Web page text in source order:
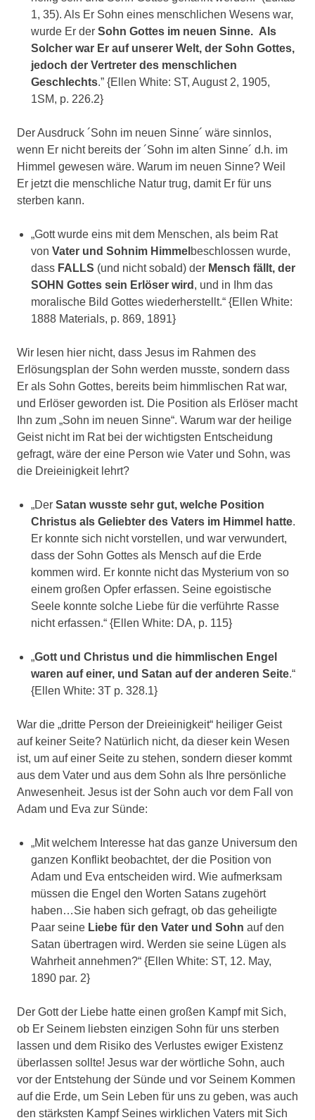
1, 35). Als Er Sohn eines menschlichen Wesens war,
wurde Er der Sohn Gottes im neuen Sinne. Als
Solcher war Er auf unserer Welt, der Sohn Gottes,
jedoch der Vertreter des menschlichen
Geschlechts.” {Ellen White: ST, August 2, 1905,
1SM, p. 226.2}
Der Ausdruck ´Sohn im neuen Sinne´ wäre sinnlos,
wenn Er nicht bereits der ´Sohn im alten Sinne´ d.h. im
Himmel gewesen wäre. Warum im neuen Sinne? Weil
Er jetzt die menschliche Natur trug, damit Er für uns
sterben kann.
„Gott wurde eins mit dem Menschen, als beim Rat
von Vater und Sohnim Himmel beschlossen wurde,
dass FALLS (und nicht sobald) der Mensch fällt, der
SOHN Gottes sein Erlöser wird , und in Ihm das
moralische Bild Gottes wiederherstellt.“ {Ellen White:
1888 Materials, p. 869, 1891}
Wir lesen hier nicht, dass Jesus im Rahmen des
Erlösungsplan der Sohn werden musste, sondern dass
Er als Sohn Gottes, bereits beim himmlischen Rat war,
und Erlöser geworden ist. Die Position als Erlöser macht
Ihn zum „Sohn im neuen Sinne“. Warum war der heilige
Geist nicht im Rat bei der wichtigsten Entscheidung
gefragt, wäre der eine Person wie Vater und Sohn, was
die Dreieinigkeit lehrt?
„Der Satan wusste sehr gut, welche Position
Christus als Geliebter des Vaters im Himmel hatte.
Er konnte sich nicht vorstellen, und war verwundert,
dass der Sohn Gottes als Mensch auf die Erde
kommen wird. Er konnte nicht das Mysterium von so
einem großen Opfer erfassen. Seine egoistische
Seele konnte solche Liebe für die verführte Rasse
nicht erfassen.“ {Ellen White: DA, p. 115}
„Gott und Christus und die himmlischen Engel
waren auf einer, und Satan auf der anderen Seite.“
{Ellen White: 3T p. 328.1}
War die „dritte Person der Dreieinigkeit“ heiliger Geist
auf keiner Seite? Natürlich nicht, da dieser kein Wesen
ist, um auf einer Seite zu stehen, sondern dieser kommt
aus dem Vater und aus dem Sohn als Ihre persönliche
Anwesenheit. Jesus ist der Sohn auch vor dem Fall von
Adam und Eva zur Sünde:
„Mit welchem Interesse hat das ganze Universum den
ganzen Konflikt beobachtet, der die Position von
Adam und Eva entscheiden wird. Wie aufmerksam
müssen die Engel den Worten Satans zugehört
haben…Sie haben sich gefragt, ob das geheiligte
Paar seine Liebe für den Vater und Sohn auf den
Satan übertragen wird. Werden sie seine Lügen als
Wahrheit annehmen?“ {Ellen White: ST, 12. May,
1890 par. 2}
Der Gott der Liebe hatte einen großen Kampf mit Sich,
ob Er Seinem liebsten einzigen Sohn für uns sterben
lassen und dem Risiko des Verlustes ewiger Existenz
überlassen sollte! Jesus war der wörtliche Sohn, auch
vor der Entstehung der Sünde und vor Seinem Kommen
auf die Erde, um Sein Leben für uns zu geben, was auch
den stärksten Kampf Seines wirklichen Vaters mit Sich